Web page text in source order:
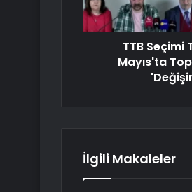
TTB Seçimi
Mayıs'ta
İlgili Makaleler